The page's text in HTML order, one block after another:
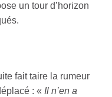
un tour d’horizon
fait taire la rumeur
: « Il n’en a